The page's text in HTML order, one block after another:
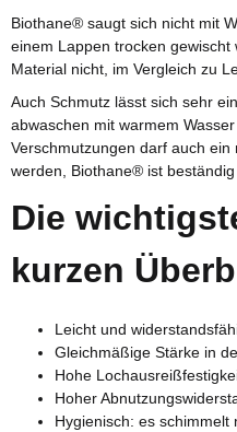
Biothane® saugt sich nicht mit
einem Lappen trocken
Material nicht, im Vergleich zu
Auch Schmutz lässt sich sehr
abwaschen mit warmem
Verschmutzungen darf auch
werden, Biothane® ist
Die
kurzen
Leicht und
Gleichmäßige Stärke in
Hohe
Hoher
Hygienisch: es schimmelt